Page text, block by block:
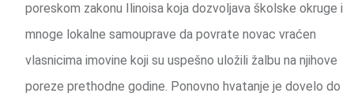
poreskom zakonu Ilinoisa koja dozvoljava školske okruge i
mnoge lokalne samouprave da povrate novac vraćen
vlasnicima imovine koji su uspešno uložili žalbu na njihove
poreze prethodne godine. Ponovno hvatanje je dovelo do